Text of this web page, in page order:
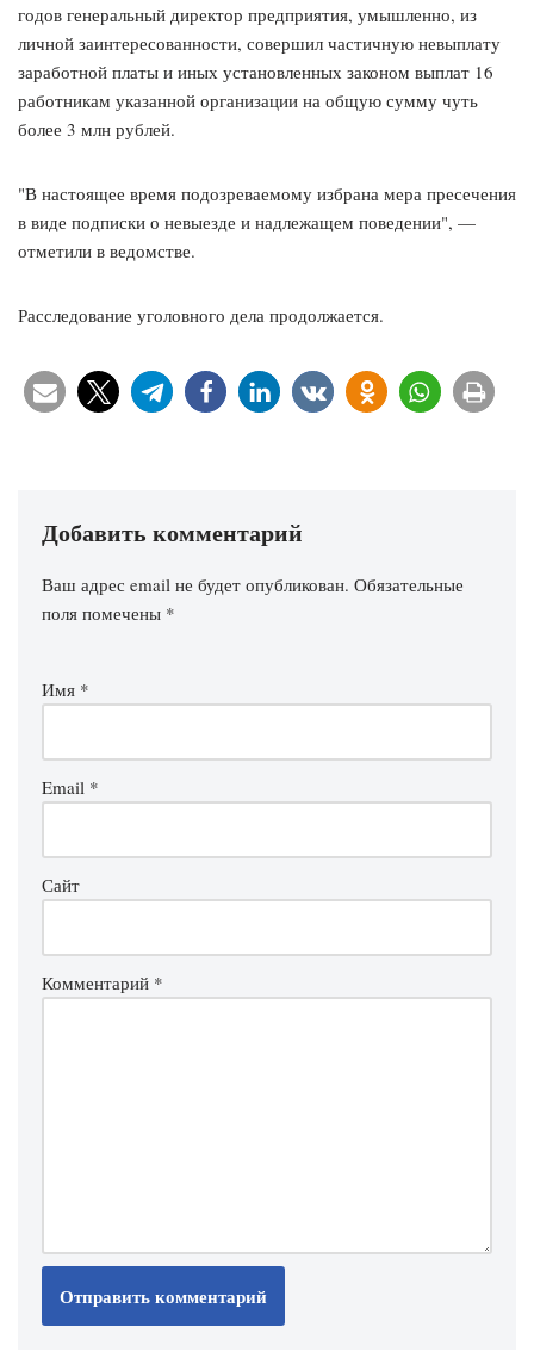
годов генеральный директор предприятия, умышленно, из
личной заинтересованности, совершил частичную невыплату
заработной платы и иных установленных законом выплат 16
работникам указанной организации на общую сумму чуть
более 3 млн рублей.
"В настоящее время подозреваемому избрана мера пресечения
в виде подписки о невыезде и надлежащем поведении", —
отметили в ведомстве.
Расследование уголовного дела продолжается.
Добавить комментарий
Ваш адрес email не будет опубликован. Обязательные
поля помечены *
Имя *
Email *
Сайт
Комментарий *